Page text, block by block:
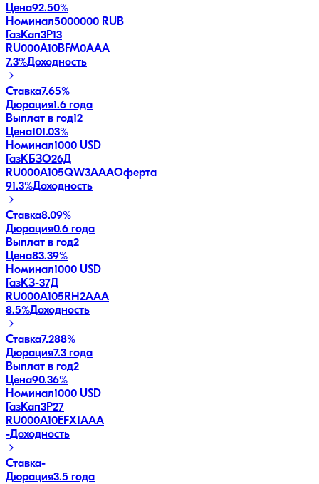
Цена92.50%
Номинал5000000 RUB
ГазКап3P13
RU000A10BFM0AAA
7.3%Доходность
Ставка7.65%
Дюрация1.6 года
Выплат в год12
Цена101.03%
Номинал1000 USD
ГазКБЗО26Д
RU000A105QW3AAAОферта
91.3%Доходность
Ставка8.09%
Дюрация0.6 года
Выплат в год2
Цена83.39%
Номинал1000 USD
ГазКЗ-37Д
RU000A105RH2AAA
8.5%Доходность
Ставка7.288%
Дюрация7.3 года
Выплат в год2
Цена90.36%
Номинал1000 USD
ГазКап3P27
RU000A10EFX1AAA
-Доходность
Ставка-
Дюрация3.5 года